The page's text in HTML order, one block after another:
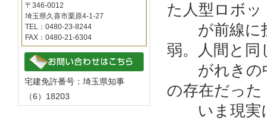
た人型ロボッ
が前線に投
弱。人間と同
がれきの中
の存在だった
いま現実に
〒346-0012
埼玉県久喜市栗原4-1-27
TEL：0480-23-8244
FAX：0480-21-6304
宅建免許番号：埼玉県知事
（6）18203